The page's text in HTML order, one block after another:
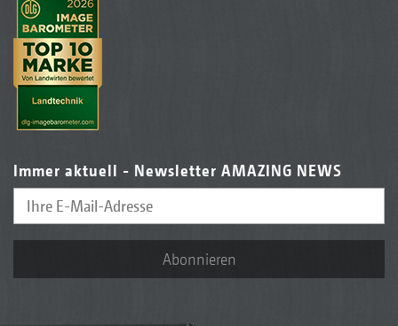
Immer aktuell - Newsletter AMAZING NEWS
Abonnieren